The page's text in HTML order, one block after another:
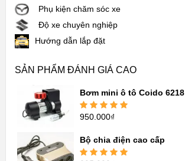
Phụ kiện chăm sóc xe
Độ xe chuyên nghiệp
Hướng dẫn lắp đặt
SẢN PHẨM ĐÁNH GIÁ CAO
Bơm mini ô tô Coido 6218
Được xếp
950.000₫
Bộ chia điện cao cấp